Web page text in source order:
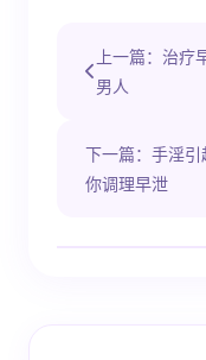
上一篇：治
男人
下一篇：手淫
你调理早泄